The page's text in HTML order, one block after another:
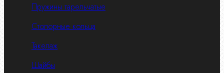
Пружины тарельчатые
Стопорные кольца
Такелаж
Шайбы